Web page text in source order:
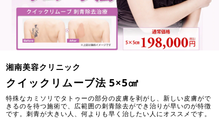
湘南美容クリニック
クイックリムーブ法 5×5㎠
特殊なカミソリでタトゥーの部分の皮膚を剥がし、新しい皮膚がで
きるのを待つ施術で、広範囲の刺青除去ができ治りが早いのが特徴
です。刺青が大きい人、何よりも早く治したい人にオススメです。